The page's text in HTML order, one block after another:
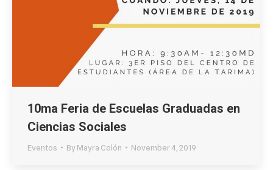
10ma Feria de Escuelas Graduadas en
Ciencias Sociales
Eventos ByMayra Colón November 4, 2019